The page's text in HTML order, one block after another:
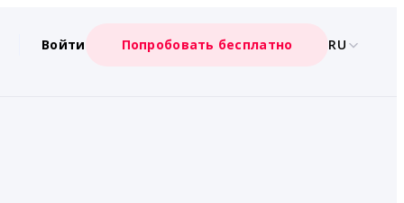
Войти Попробовать бесплатно RU